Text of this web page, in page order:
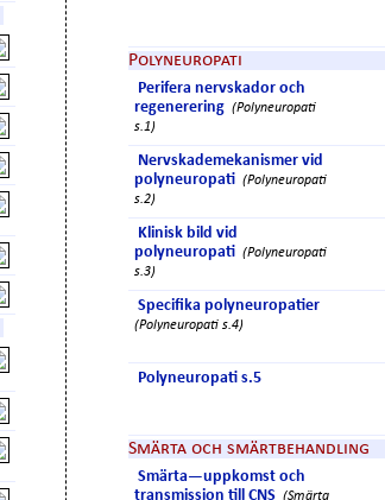
Polyneuropati
Perifera nervskador och
regenerering (Polyneuropati
s.1)
Nervskademekanismer vid
polyneuropati (Polyneuropati
s.2)
Klinisk bild vid
polyneuropati (Polyneuropati
s.3)
Specifika polyneuropatier
(Polyneuropati s.4)
Polyneuropati s.5
Smärta och smärtbehandling
Smärta—uppkomst och
transmission till CNS (Smärta